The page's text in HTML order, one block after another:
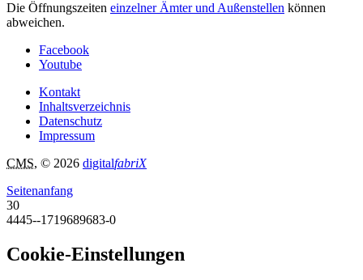
Die Öffnungszeiten einzelner Ämter und Außenstellen können
abweichen.
Facebook
Youtube
Kontakt
Inhaltsverzeichnis
Datenschutz
Impressum
CMS, © 2026 digitalfabriX
Seitenanfang
30
4445--1719689683-0
Cookie-Einstellungen